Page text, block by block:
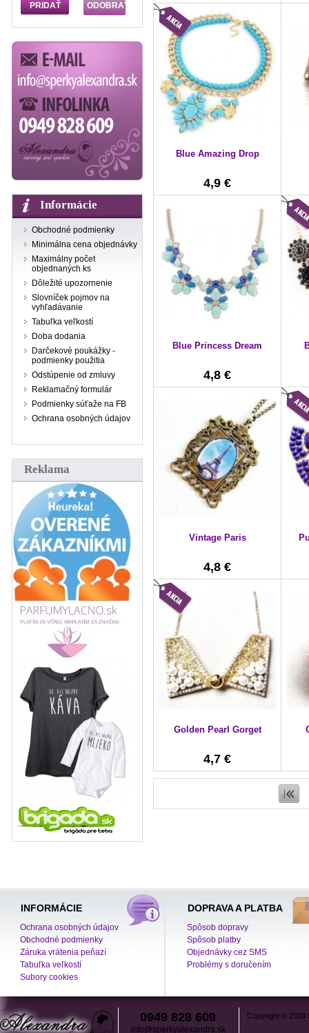
Informácie
Obchodné podmienky
Minimálna cena objednávky
Maximálny počet
objednaných ks
Dôležité upozornenie
Slovníček pojmov na
vyhľadávanie
Tabuľka veľkostí
Doba dodania
Darčekové poukážky -
podmienky použitia
Odstúpenie od zmluvy
Reklamačný formulár
Podmienky súťaže na FB
Ochrana osobných údajov
Reklama
Blue Amazing Drop
4,9 €
Blue Princess Dream
4,8 €
Vintage Paris
4,8 €
Golden Pearl Gorget
4,7 €
INFORMÁCIE
Ochrana osobných údajov
Obchodné podmienky
Záruka vrátenia peňazí
Tabuľka veľkostí
Subory cookies
DOPRAVA A PLATBA
Spôsob dopravy
Spôsob platby
Objednávky cez SMS
Problémy s doručením
0949 828 609
info@sperkyalexandra.sk
Copyright © 2009